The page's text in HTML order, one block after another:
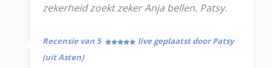
zekerheid zoekt zeker Anja bellen. Patsy.
Recensie van 5
live geplaatst door Patsy
(uit Asten)